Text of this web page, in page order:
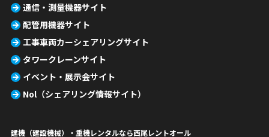
通信・測量機器サイト
配管用機器サイト
工事車両カーシェアリングサイト
タワークレーンサイト
イベント・展示会サイト
Nol（シェアリング情報サイト）
建機（建設機械）・重機レンタルなら西尾レントオール